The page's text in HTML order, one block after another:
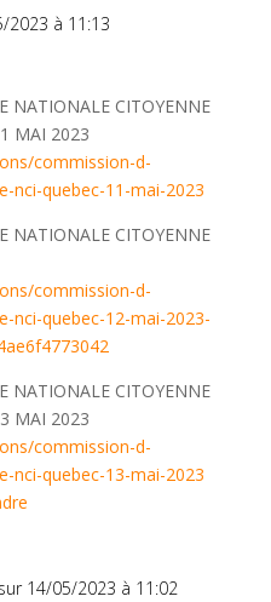
2023 à 11:13
NATIONALE CITOYENNE
MAI 2023
commission-d-
nci-quebec-11-mai-2023
NATIONALE CITOYENNE
commission-d-
nci-quebec-12-mai-2023-
NATIONALE CITOYENNE
MAI 2023
commission-d-
nci-quebec-13-mai-2023
sur 14/05/2023 à 11:02